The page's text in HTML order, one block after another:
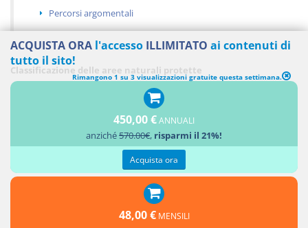
Percorsi argomentali
Classificazione delle aree naturali protette
ACQUISTA ORA l'accesso ILLIMITATO ai contenuti di
tutto il sito!
Rimangono 1 su 3 visualizzazioni gratuite questa settimana.
450,00 €ANNUALI
anziché570.00€, risparmi il 21%!
Acquista ora
48,00 € MENSILI